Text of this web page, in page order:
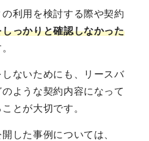
利用を検討する際や契約
っかりと確認しなかった
ないためにも、リースバ
ような契約内容になって
とが大切です。
した事例については、